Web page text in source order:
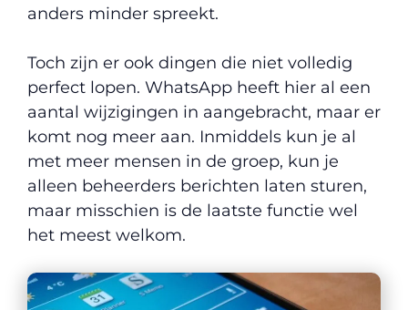
anders minder spreekt.
Toch zijn er ook dingen die niet volledig
perfect lopen. WhatsApp heeft hier al een
aantal wijzigingen in aangebracht, maar er
komt nog meer aan. Inmiddels kun je al
met meer mensen in de groep, kun je
alleen beheerders berichten laten sturen,
maar misschien is de laatste functie wel
het meest welkom.